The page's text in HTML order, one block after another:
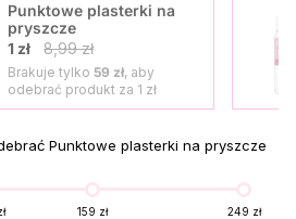
Punktowe plasterki na
pryszcze
1 zł
8,99 zł
Brakuje tylko 59 zł, aby
odebrać produkt za 1 zł
Punktowe plasterki na pryszcze
159 zł 249 zł